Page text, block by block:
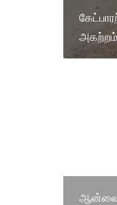
அகற்றம்